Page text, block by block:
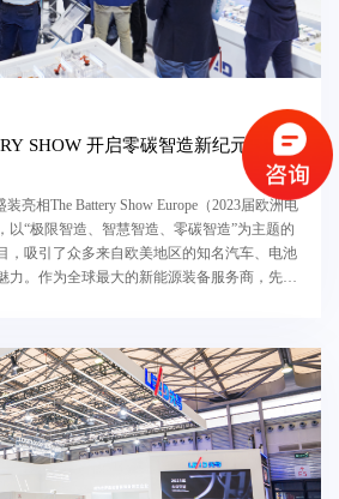
SHOW 开启零碳智造新纪元
亮相The Battery Show Europe（2023届欧洲电
以“极限智造、智慧智造、零碳智造”为主题的
，吸引了众多来自欧美地区的知名汽车、电池
力。作为全球最大的新能源装备服务商，先导